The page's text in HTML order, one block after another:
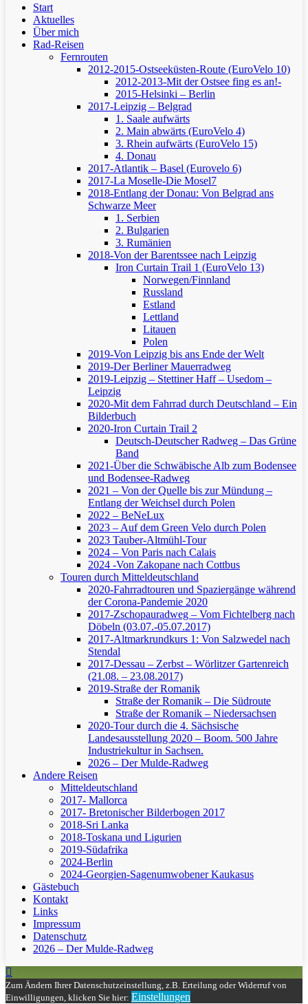
Start
Aktuelles
Über mich
Rad-Reisen
Fernrouten
2012-2015-Ostseeküsten-Route (EuroVelo 10)
2012-2013-Mit der Ostsee fing es an!-
2015-Helsinki – Berlin
2017-Leipzig – Belgrad
1. Saale aufwärts
2. Main abwärts (EuroVelo 4)
3. Rhein aufwärts (EuroVelo 15)
4. Donau
2017-Atlantik – Basel (Eurovelo 6)
2017-La Moselle-Die Mosel7
2018-Entlang der Donau: Von Belgrad ans
Schwarze Meer
1. Serbien
2. Bulgarien
3. Rumänien
2018-Von der Barentssee nach Leipzig
Iron Curtain Trail 1 (EuroVelo 13)
Norwegen/Finnland
Russland
Estland
Lettland
Litauen
Polen
2019-Von Leipzig bis ans Ende der Welt
2019-Der Berliner Mauerradweg
2019-Leipzig – Stettiner Haff – Usedom –
Leipzig
2020-Mit dem Fahrrad durch Deutschland – Ein
Bilderbuch
2020-Iron Curtain Trail 2
Deutsch-Deutscher Radweg – Das Grüne
Band
2021-Über die Schwäbische Alb zum Bodensee
und Bodensee-Radweg
2021 – Von der Quelle bis zur Mündung –
Entlang der Weichsel durch Polen
2022 – BeNeLux
2023 – Auf dem Green Velo durch Polen
2023 Tauber-Altmühl-Tour
2024 – Von Paris nach Calais
2024 -Von Zakopane nach Cottbus
Touren durch Mitteldeutschland
2020-Fahrradtouren und Spaziergänge während
der Corona-Pandemie 2020
2017-Zschopauradweg – Vom Fichtelberg nach
Döbeln (03.07.-05.07.2017)
2017-Altmarkrundkurs 1: Von Salzwedel nach
Stendal
2017-Dessau – Zerbst – Wörlitzer Gartenreich
(21.08. – 23.08.2017)
2019-Straße der Romanik
Straße der Romanik – Die Südroute
Straße der Romanik – Niedersachsen
2020-Tour durch die 4. Sächsische
Landesausstellung 2020 – Boom. 500 Jahre
Industriekultur in Sachsen.
2026 – Der Mulde-Radweg
Andere Reisen
Mitteldeutschland
2017- Mallorca
2017- Bretonischer Bilderbogen 2017
2018-Sri Lanka
2018-Toskana und Ligurien
2019-Südafrika
2024-Berlin
2024-Georgien-Sagenumwobener Kaukasus
Gästebuch
Kontakt
Links
Impressum
Datenschutz
2026 – Der Mulde-Radweg
Zum Ändern Ihrer Datenschutzeinstellung, z.B. Erteilung oder Widerruf von
Einwilligungen, klicken Sie hier: Einstellungen